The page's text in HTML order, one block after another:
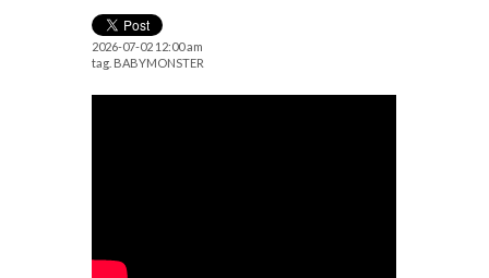
2026-07-02 12:00 am
tag. BABYMONSTER